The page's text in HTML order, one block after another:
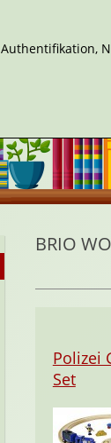
BRIO
Polizei
Set